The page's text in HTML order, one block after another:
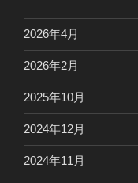
2026年4月
2026年2月
2025年10月
2024年12月
2024年11月